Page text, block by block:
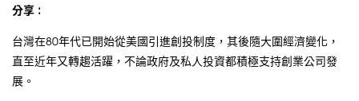
分享 :
台灣在80年代已開始從美國引進創投制度，其後隨大圍經濟變化，
直至近年又轉趨活躍，不論政府及私人投資都積極支持創業公司發
展。